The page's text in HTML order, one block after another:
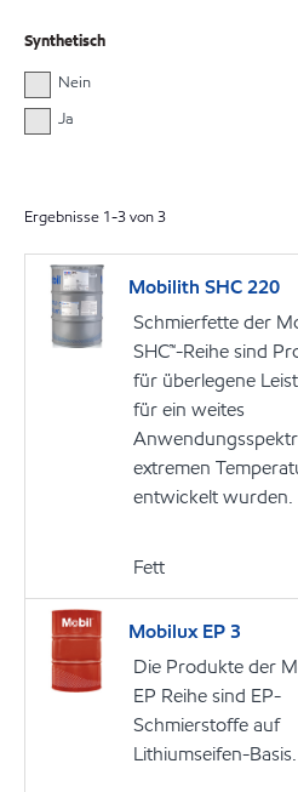
Synthetisch
Nein
Ja
Ergebnisse 1-3von3
Mobilith SHC 220
Schmierfette der
SHC™-Reihe sind
für überlegene
für ein weites
extremen
entwickelt wurden.
Fett
Mobilux EP 3
Die Produkte der
EP Reihe sind EP-
Schmierstoffe auf
Lithiumseifen-Basis.